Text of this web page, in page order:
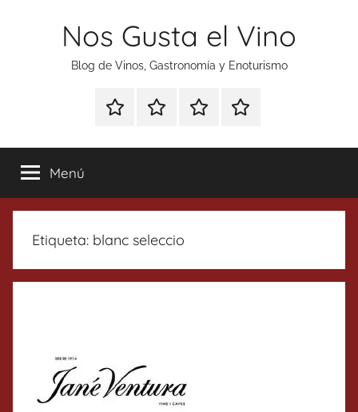
Nos Gusta el Vino
Blog de Vinos, Gastronomía y Enoturismo
Especial
Tonics
Enoturismo
Gastronomía
RankingContacto
Menú
Etiqueta: blanc seleccio